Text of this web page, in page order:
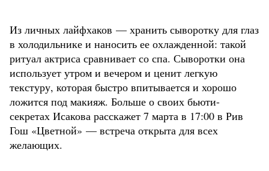
Из личных лайфхаков — хранить сыворотку для глаз
в холодильнике и наносить ее охлажденной: такой
ритуал актриса сравнивает со спа. Сыворотки она
использует утром и вечером и ценит легкую
текстуру, которая быстро впитывается и хорошо
ложится под макияж. Больше о своих бьюти-
секретах Исакова расскажет 7 марта в 17:00 в Рив
Гош «Цветной» — встреча открыта для всех
желающих.